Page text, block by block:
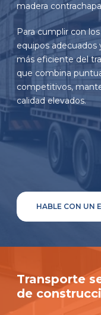
madera
Para cumplir con
equipos
más eficiente del
que combina
competitivos,
calidad elevados.
HABLE CON UN
Transporte
de